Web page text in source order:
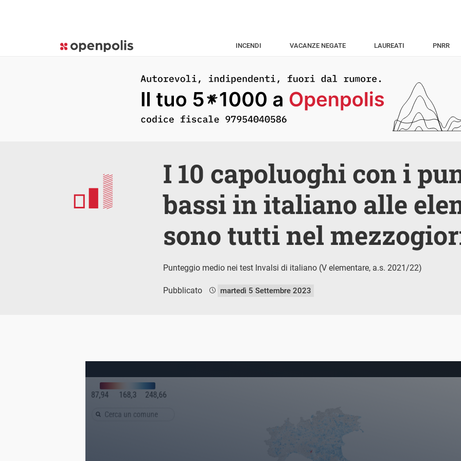
INCENDI VACANZE NEGATE LAUREATI PNRR
I 10 capoluoghi con i
bassi in italiano alle
sono tutti nel
Punteggio medio nei test Invalsi di italiano (V elementare, a.s. 2021/22)
Pubblicato martedì 5 Settembre 2023